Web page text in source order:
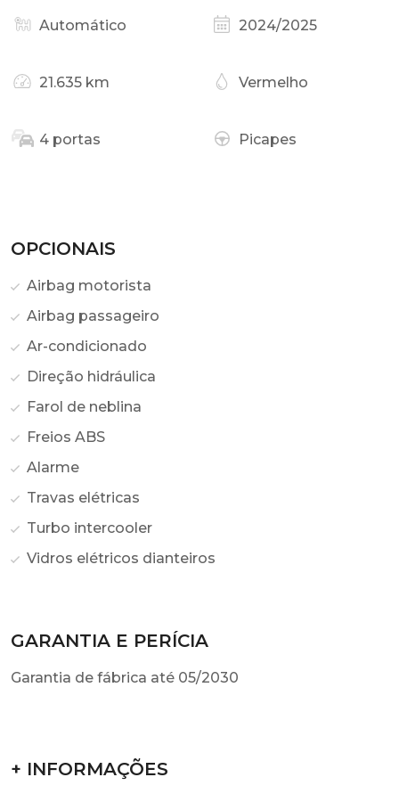
Automático 2024/2025
21.635 km Vermelho
4 portas Picapes
OPCIONAIS
Airbag motorista
Airbag passageiro
Ar-condicionado
Direção hidráulica
Farol de neblina
Freios ABS
Alarme
Travas elétricas
Turbo intercooler
Vidros elétricos dianteiros
GARANTIA E PERÍCIA
Garantia de fábrica até 05/2030
+ INFORMAÇÕES